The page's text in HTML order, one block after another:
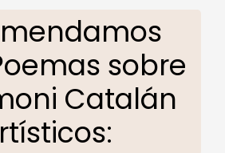
sobre
Catalán